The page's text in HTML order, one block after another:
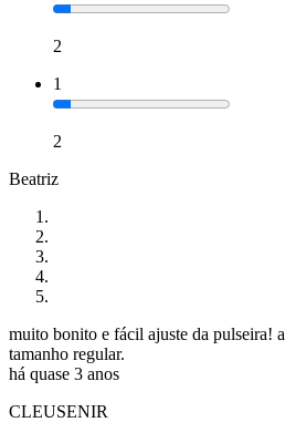
2
1
2
Beatriz
muito bonito e fácil ajuste da pulseira!
tamanho regular.
há quase 3 anos
CLEUSENIR